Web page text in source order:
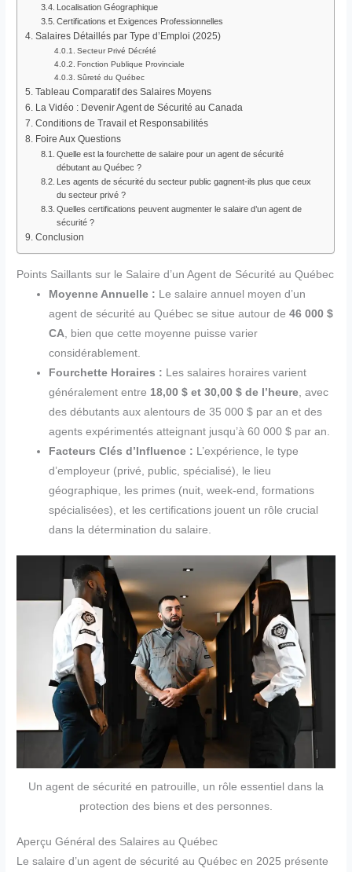
Localisation Géographique
Certifications et Exigences Professionnelles
Salaires Détaillés par Type d’Emploi (2025)
Secteur Privé Décrété
Fonction Publique Provinciale
Sûreté du Québec
Tableau Comparatif des Salaires Moyens
La Vidéo : Devenir Agent de Sécurité au Canada
Conditions de Travail et Responsabilités
Foire Aux Questions
Quelle est la fourchette de salaire pour un agent de sécurité
débutant au Québec ?
Les agents de sécurité du secteur public gagnent-ils plus que ceux
du secteur privé ?
Quelles certifications peuvent augmenter le salaire d’un agent de
sécurité ?
Conclusion
Points Saillants sur le Salaire d’un Agent de Sécurité au Québec
Moyenne Annuelle : Le salaire annuel moyen d’un
agent de sécurité au Québec se situe autour de46 000 $
CA , bien que cette moyenne puisse varier
considérablement.
Fourchette Horaires : Les salaires horaires varient
généralement entre 18,00 $ et 30,00 $ de l’heure , avec
des débutants aux alentours de 35 000 $ par an et des
agents expérimentés atteignant jusqu’à 60 000 $ par an.
Facteurs Clés d’Influence : L’expérience, le type
d’employeur (privé, public, spécialisé), le lieu
géographique, les primes (nuit, week-end, formations
spécialisées), et les certifications jouent un rôle crucial
dans la détermination du salaire.
Un agent de sécurité en patrouille, un rôle essentiel dans la
protection des biens et des personnes.
Aperçu Général des Salaires au Québec
Le salaire d’un agent de sécurité au Québec en 2025 présente